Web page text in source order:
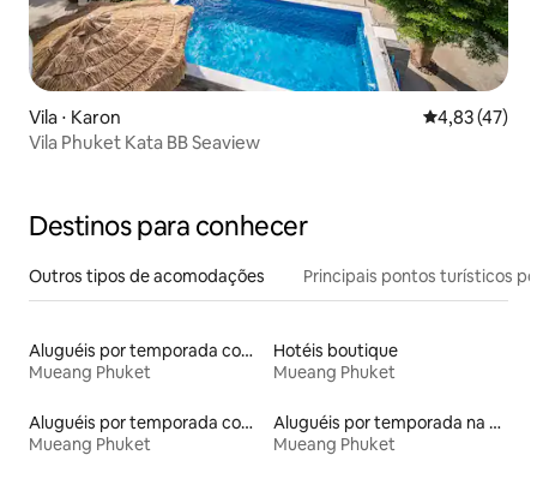
Vila ⋅ Karon 4,83 de uma
4,83 (47)
Vila Phuket Kata BB Seaview
Destinos para conhecer
Outros tipos de acomodações Principais pontos turísticos
Aluguéis por temporada com sauna
Mueang Phuket
Hotéis boutique
Mueang Phuket
Aluguéis por temporada com suítes privativas
Mueang Phuket
Aluguéis por temporada na orla
Mueang Phuket